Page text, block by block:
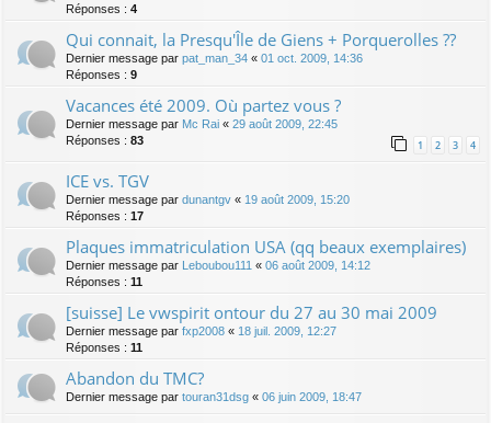
Réponses : 4
Qui connait, la Presqu'Île de Giens + Porquerolles ??
Dernier message par pat_man_34 « 01 oct. 2009, 14:36
Réponses : 9
Vacances été 2009. Où partez vous ?
Dernier message par Mc Rai « 29 août 2009, 22:45
Réponses : 83 1 2 3 4
ICE vs. TGV
Dernier message par dunantgv « 19 août 2009, 15:20
Réponses : 17
Plaques immatriculation USA (qq beaux exemplaires)
Dernier message par Leboubou111 « 06 août 2009, 14:12
Réponses : 11
[suisse] Le vwspirit ontour du 27 au 30 mai 2009
Dernier message par fxp2008 « 18 juil. 2009, 12:27
Réponses : 11
Abandon du TMC?
Dernier message par touran31dsg « 06 juin 2009, 18:47